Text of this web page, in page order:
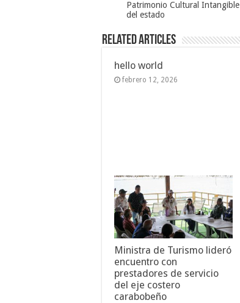
Patrimonio Cultural Intangible
del estado
Related Articles
hello world
febrero 12, 2026
Ministra de Turismo lideró
encuentro con
prestadores de servicio
del eje costero
carabobeño